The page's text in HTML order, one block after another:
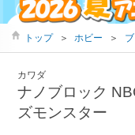
トップ ＞ ホビー ＞
カワダ
ナノブロック
ズモンスター